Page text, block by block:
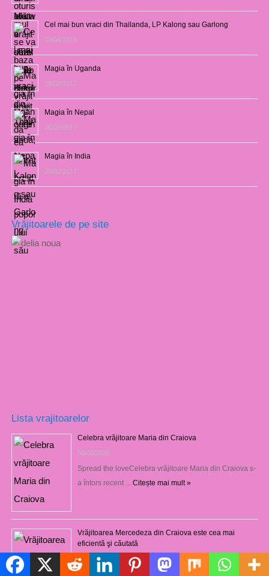
Cel mai bun vraci din Thailanda, LP Kalong sau Garlong
03/04/2018
Magia în Uganda
28/02/2017
Magia în Nepal
26/02/2017
Magia în India
23/02/2017
Vrăjitoarele de pe site
Lista vrajitoarelor
Celebra vrăjitoare Maria din Craiova
06/08/2026
Spread the loveCelebra vrăjitoare Maria din Craiova s-
a întors recent … Citește mai mult »
Vrăjitoarea Mercedeza din Craiova este cea mai
eficientă şi căutată
27/07/2026
Vrăjitoarea Mercedeza din Craiova vine este cu
Politică de cookie-uri